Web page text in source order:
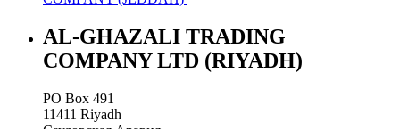
AL-GHAZALI TRADING
COMPANY LTD (RIYADH)
PO Box 491
11411 Riyadh